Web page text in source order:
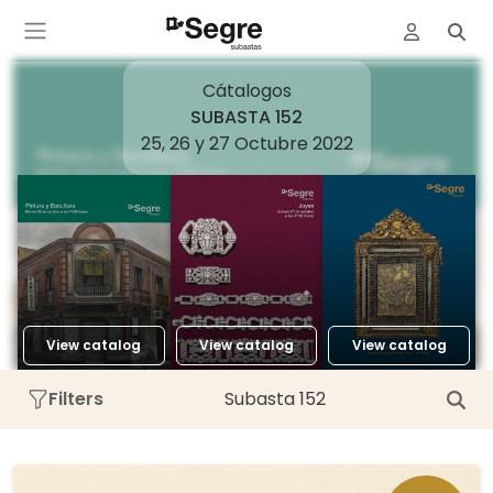
Cátalogos
SUBASTA 152
25, 26 y 27 Octubre 2022
View catalog View catalog View catalog
Filters Subasta 152